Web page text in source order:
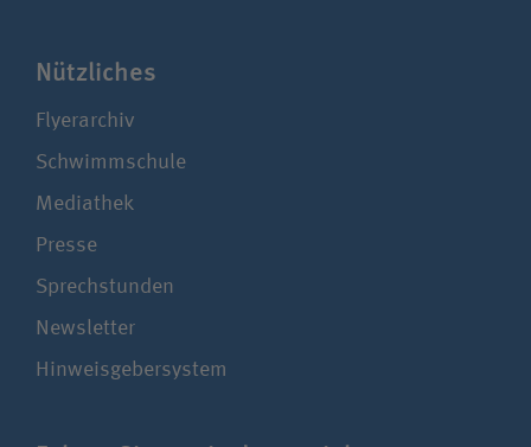
Nützliches
Flyerarchiv
Schwimmschule
Mediathek
Presse
Sprechstunden
Newsletter
Hinweisgebersystem